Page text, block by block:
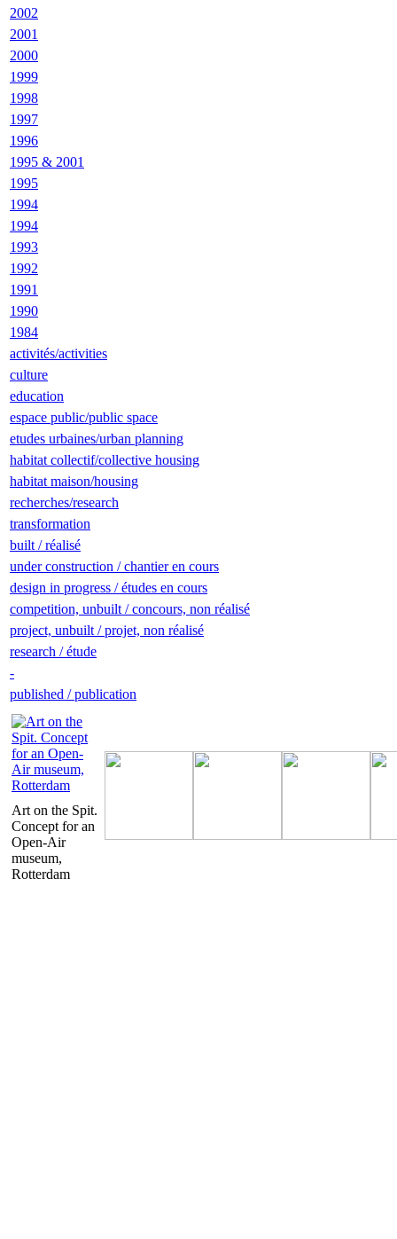
2002
2001
2000
1999
1998
1997
1996
1995 & 2001
1995
1994
1994
1993
1992
1991
1990
1984
activités/activities
culture
education
espace public/public space
etudes urbaines/urban planning
habitat collectif/collective housing
habitat maison/housing
recherches/research
transformation
built / réalisé
under construction / chantier en cours
design in progress / études en cours
competition, unbuilt / concours, non réalisé
project, unbuilt / projet, non réalisé
research / étude
-
published / publication
Art on the Spit.
Concept for an
Open-Air
museum,
Rotterdam